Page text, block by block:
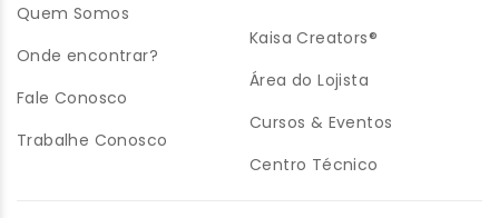
Quem Somos
Onde encontrar?
Fale Conosco
Trabalhe Conosco
Kaisa Creators®
Área do Lojista
Cursos & Eventos
Centro Técnico